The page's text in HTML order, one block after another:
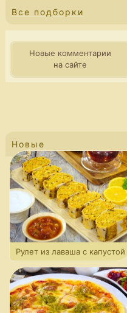
Все подборки
Новые комментарии
на сайте
Новые
Рулет из лаваша с капустой